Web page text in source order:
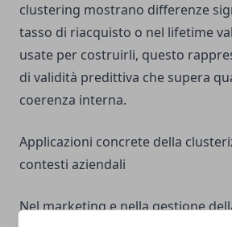
clustering mostrano differenze
tasso di riacquisto o nel lifetime
usate per costruirli, questo
di validità predittiva che supera
coerenza interna.
Applicazioni concrete della
contesti aziendali
Nel marketing e nella gestione